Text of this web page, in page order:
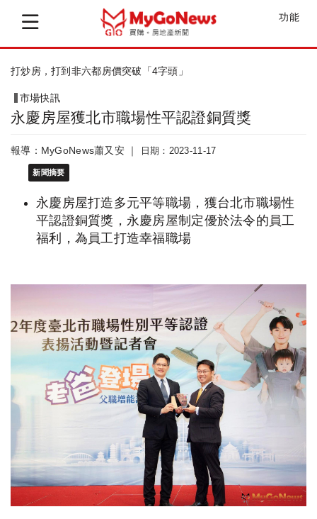
功能
桃園房價黃金交叉！蘆竹新成屋超車預售屋
市場快訊
永慶房屋獲北市職場性平認證銅質獎
報導：MyGoNews蕭又安 ｜ 日期：2023-11-17
新聞摘要
永慶房屋打造多元平等職場，獲台北市職場性
平認證銅質獎，永慶房屋制定優於法令的員工
福利，為員工打造幸福職場